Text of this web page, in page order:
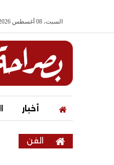
السبت، 08 أغسطس 2026
أخبار
الفن